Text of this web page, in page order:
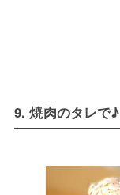
9. 焼肉のタレで